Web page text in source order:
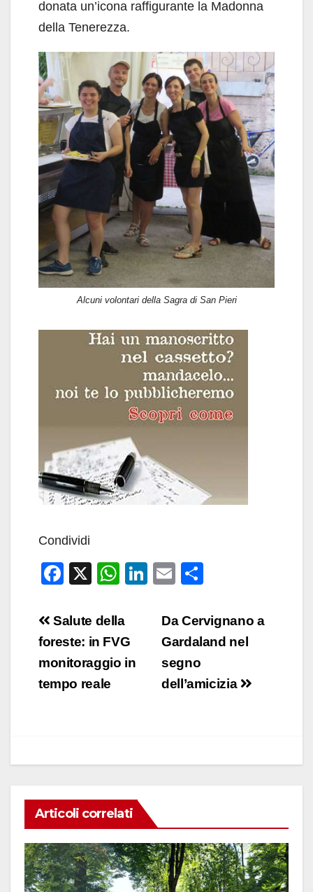
donata un’icona raffigurante la Madonna
della Tenerezza.
Alcuni volontari della Sagra di San Pieri
Condividi
F
c
e
b
o
X
W
at
s
A
Li
dI
E
ail n
di
di
Navigazione
articoli
Da Cervignano a
Gardaland nel
segno
dell’amicizia
Salute della
foreste: in FVG
monitoraggio in
tempo reale
Articoli correlati